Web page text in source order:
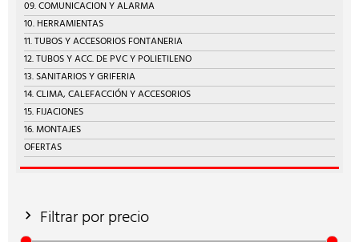
09. COMUNICACION Y ALARMA
10. HERRAMIENTAS
11. TUBOS Y ACCESORIOS FONTANERIA
12. TUBOS Y ACC. DE PVC Y POLIETILENO
13. SANITARIOS Y GRIFERIA
14. CLIMA, CALEFACCIÓN Y ACCESORIOS
15. FIJACIONES
16. MONTAJES
OFERTAS
Filtrar por precio